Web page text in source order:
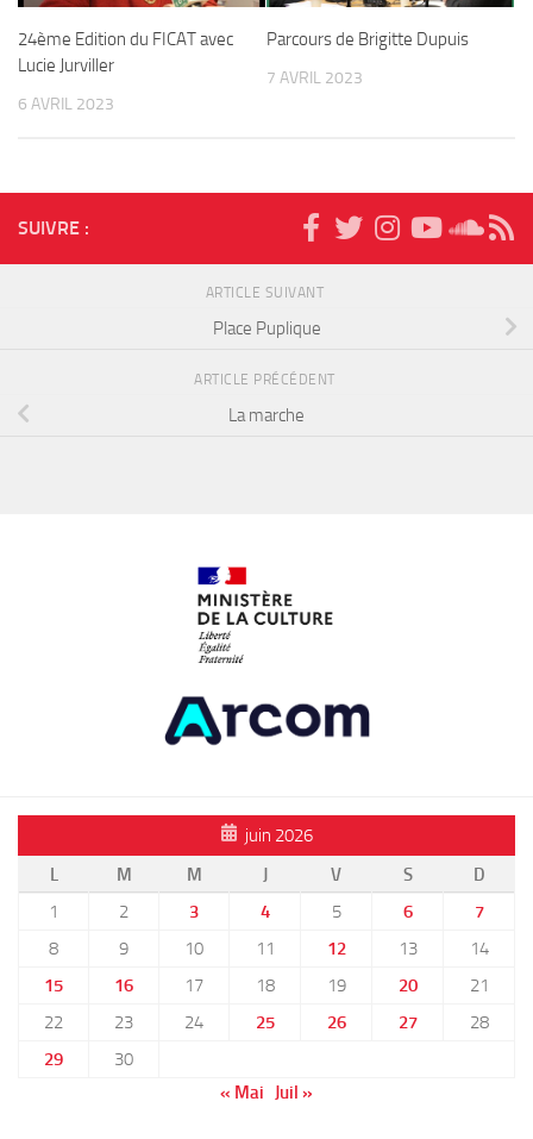
24ème Edition du FICAT avec
Lucie Jurviller
6 AVRIL 2023
Parcours de Brigitte Dupuis
7 AVRIL 2023
SUIVRE :
ARTICLE SUIVANT
Place Puplique
ARTICLE PRÉCÉDENT
La marche
juin 2026
L
M M J V S
D
1
2 3 4 5 6
7
8
9 10 11 12 13
14
15
16 17 18 19 20
21
22
23 24 25 26 27
28
29
30
« Mai
Juil »